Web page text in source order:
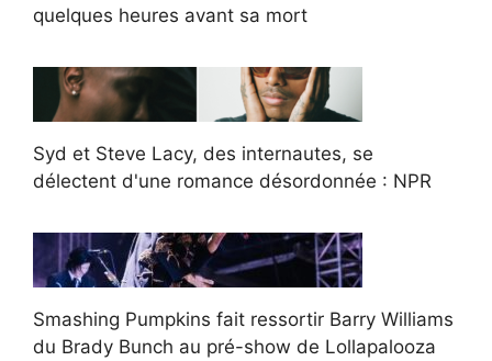
quelques heures avant sa mort
Syd et Steve Lacy, des internautes, se
délectent d'une romance désordonnée : NPR
Smashing Pumpkins fait ressortir Barry Williams
du Brady Bunch au pré-show de Lollapalooza